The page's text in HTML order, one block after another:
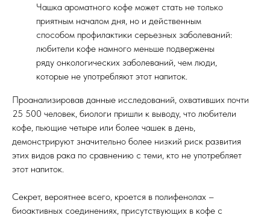
Чашка ароматного кофе может стать не только
приятным началом дня, но и действенным
способом профилактики серьезных заболеваний:
любители кофе намного меньше подвержены
ряду онкологических заболеваний, чем люди,
которые не употребляют этот напиток.
Проанализировав данные исследований, охвативших почти
25 500 человек, биологи пришли к выводу, что любители
кофе, пьющие четыре или более чашек в день,
демонстрируют значительно более низкий риск развития
этих видов рака по сравнению с теми, кто не употребляет
этот напиток.
Секрет, вероятнее всего, кроется в полифенолах –
биоактивных соединениях, присутствующих в кофе с